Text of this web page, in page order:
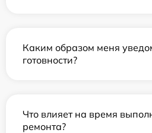
Каким образом меня
готовности?
Что влияет на время
ремонта?